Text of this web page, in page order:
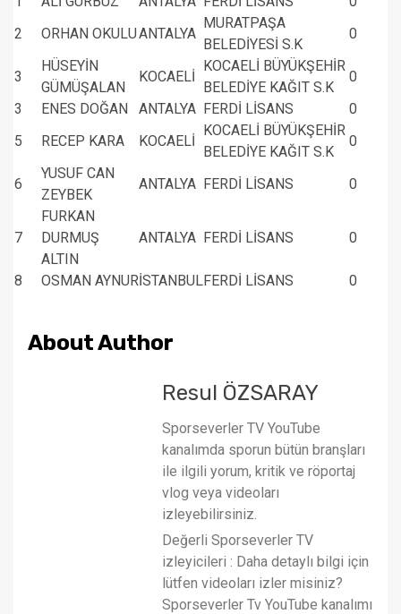
2
ORHAN OKULUANTALYA
MURATPAŞA
BELEDİYESİ S.K
0
3
HÜSEYİN
GÜMÜŞALAN
KOCAELİ
KOCAELİ BÜYÜKŞEHİR
BELEDİYE KAĞIT S.K
0
3
ENES DOĞAN ANTALYA FERDİ LİSANS
0
5
RECEP KARA KOCAELİ
KOCAELİ BÜYÜKŞEHİR
BELEDİYE KAĞIT S.K
0
6
YUSUF CAN
ZEYBEK
ANTALYA FERDİ LİSANS 0
7
FURKAN
DURMUŞ
ALTIN
ANTALYA FERDİ LİSANS 0
8 OSMAN AYNURİSTANBULFERDİ LİSANS 0
About Author
Resul ÖZSARAY
Sporseverler TV YouTube
kanalımda sporun bütün branşları
ile ilgili yorum, kritik ve röportaj
vlog veya videoları
izleyebilirsiniz.
Değerli Sporseverler TV
izleyicileri : Daha detaylı bilgi için
lütfen videoları izler misiniz?
Sporseverler Tv YouTube kanalımı